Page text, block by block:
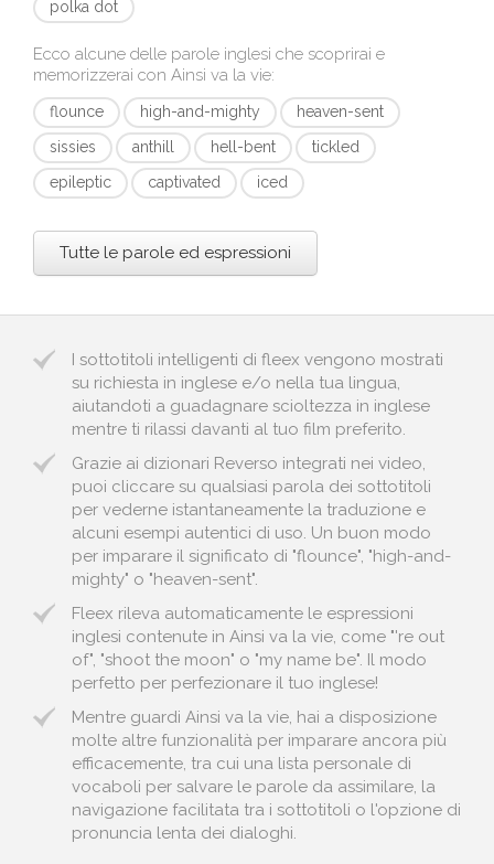
polka dot
Ecco alcune delle parole inglesi che scoprirai e
memorizzerai con Ainsi va la vie:
flounce high-and-mighty
heaven-sent
sissies
anthill hell-bent
tickled
epileptic
captivated iced
Tutte le parole ed espressioni
I sottotitoli intelligenti di fleex vengono mostrati
su richiesta in inglese e/o nella tua lingua,
aiutandoti a guadagnare scioltezza in inglese
mentre ti rilassi davanti al tuo film preferito.
Grazie ai dizionari Reverso integrati nei video,
puoi cliccare su qualsiasi parola dei sottotitoli
per vederne istantaneamente la traduzione e
alcuni esempi autentici di uso. Un buon modo
per imparare il significato di "flounce", "high-and-
mighty" o "heaven-sent".
Fleex rileva automaticamente le espressioni
inglesi contenute in Ainsi va la vie, come "'re out
of", "shoot the moon" o "my name be". Il modo
perfetto per perfezionare il tuo inglese!
Mentre guardi Ainsi va la vie, hai a disposizione
molte altre funzionalità per imparare ancora più
efficacemente, tra cui una lista personale di
vocaboli per salvare le parole da assimilare, la
navigazione facilitata tra i sottotitoli o l'opzione di
pronuncia lenta dei dialoghi.